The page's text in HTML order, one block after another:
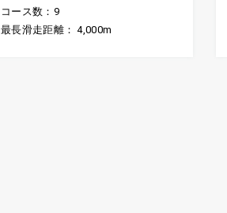
コース数：9
最長滑走距離： 4,000m